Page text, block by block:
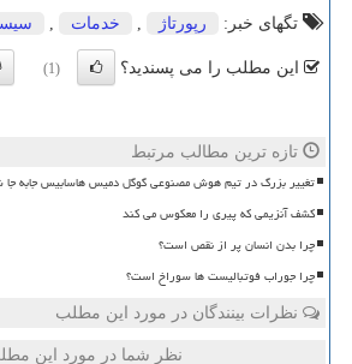
تگهای خبر:
رپورتاژ , خدمات ,
این مطلب را می پسندید؟ (1)
تازه ترین مطالب مرتبط
تغییر بزرگ در تیم هوش مصنوعی گوگل دمیس هاسابیس جابه
کشف آنزیمی که پیری را معکوس می کند
چرا بدن انسان پر از نقص است؟
چرا جوراب فوتبالیست ها سوراخ است؟
نظرات بینندگان در مورد این مطلب
نظر شما در مورد این